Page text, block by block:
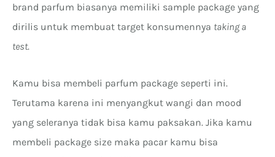
brand parfum biasanya memiliki sample package yang
dirilis untuk membuat target konsumennya taking a
test.
Kamu bisa membeli parfum package seperti ini.
Terutama karena ini menyangkut wangi dan mood
yang seleranya tidak bisa kamu paksakan. Jika kamu
membeli package size maka pacar kamu bisa